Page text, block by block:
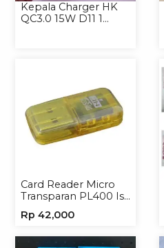
Kepala Charger HK
QC3.0 15W D11 1
Card Reader Micro
Transparan PL400 Isi
Rp 42,000